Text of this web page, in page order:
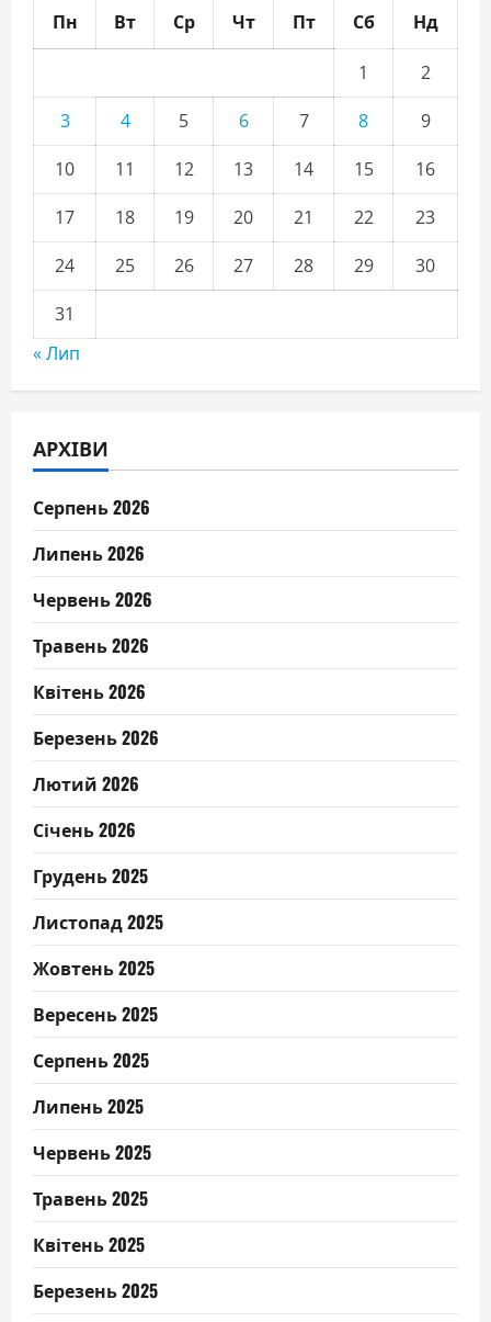
Пн Вт Ср Чт Пт Сб Нд
1
2
3
4 5 6 7 8
9
10
11 12 13 14 15
16
17
18 19 20 21 22
23
24
25 26 27 28 29
30
31
« Лип
АРХІВИ
Серпень 2026
Липень 2026
Червень 2026
Травень 2026
Квітень 2026
Березень 2026
Лютий 2026
Січень 2026
Грудень 2025
Листопад 2025
Жовтень 2025
Вересень 2025
Серпень 2025
Липень 2025
Червень 2025
Травень 2025
Квітень 2025
Березень 2025